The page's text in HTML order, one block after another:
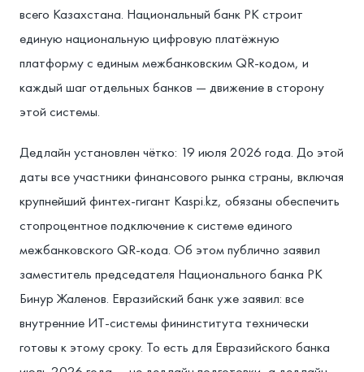
всего Казахстана. Национальный банк РК строит
единую национальную цифровую платёжную
платформу с единым межбанковским QR-кодом, и
каждый шаг отдельных банков — движение в сторону
этой системы.
Дедлайн установлен чётко: 19 июля 2026 года. До этой
даты все участники финансового рынка страны, включая
крупнейший финтех-гигант Kaspi.kz, обязаны обеспечить
стопроцентное подключение к системе единого
межбанковского QR-кода. Об этом публично заявил
заместитель председателя Национального банка РК
Бинур Жаленов. Евразийский банк уже заявил: все
внутренние ИТ-системы фининститута технически
готовы к этому сроку. То есть для Евразийского банка